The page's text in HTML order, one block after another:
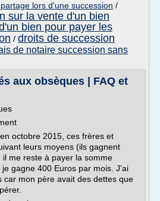
lors d'une succession /
sur la vente d'un bien
bien pour payer les
/ droits de succession
de notaire succession sans
aux obsèques | FAQ et
octobre 2015, ces frères et
leurs moyens (ils gagnent
me reste à payer la somme
gagne 400 Euros par mois. J'ai
car mon père avait des dettes que